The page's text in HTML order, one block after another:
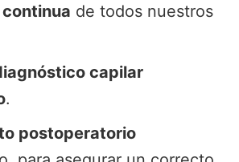
de todos nuestros
capilar
.
postoperatorio